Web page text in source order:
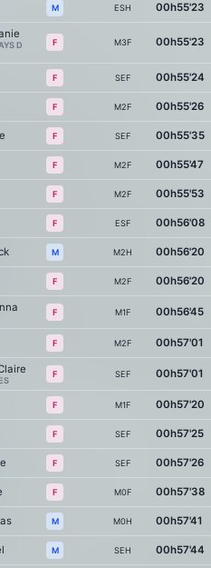
M ESH 00h55'23
D
F M3F 00h55'23
F SEF 00h55'24
F M2F 00h55'26
F SEF 00h55'35
F M2F 00h55'47
F M2F 00h55'53
F ESF 00h56'08
M M2H 00h56'20
F M2F 00h56'20
F M1F 00h56'45
F M2F 00h57'01
F SEF 00h57'01
F M1F 00h57'20
F SEF 00h57'25
F SEF 00h57'26
F M0F 00h57'38
M M0H 00h57'41
M SEH 00h57'44